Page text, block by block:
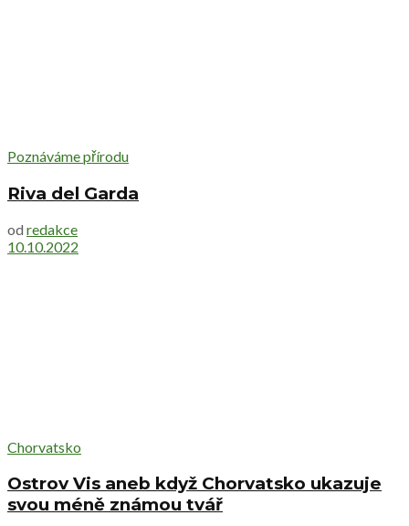
Poznáváme přírodu
Riva del Garda
od redakce
10.10.2022
Chorvatsko
Ostrov Vis aneb když Chorvatsko ukazuje
svou méně známou tvář